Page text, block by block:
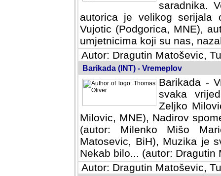
saradnika.
autorica je velikog serijala
Vujotic (Podgorica, MNE),
umjetnicima koji su nas,
Autor: Dragutin Matoševic,
Barikada (INT) - Vremeplov
Barikada -
svaka
Milovic,
MNE), Nadirov spomenar
Milenko Mišo Maric, UK),
Muzika je svirala (autor:
(autor: Dragutin Matosevic,
Autor: Dragutin Matoševic,